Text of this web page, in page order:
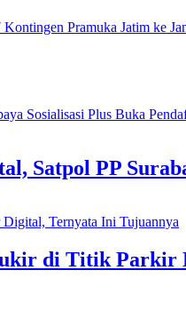
Pramuka Jatim ke
Satpol PP
di Titik